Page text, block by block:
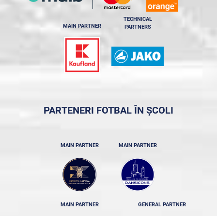
MAIN PARTNER
TECHNICAL
PARTNERS
PARTENERI FOTBAL ÎN ȘCOLI
MAIN PARTNER MAIN PARTNER
MAIN PARTNER GENERAL PARTNER